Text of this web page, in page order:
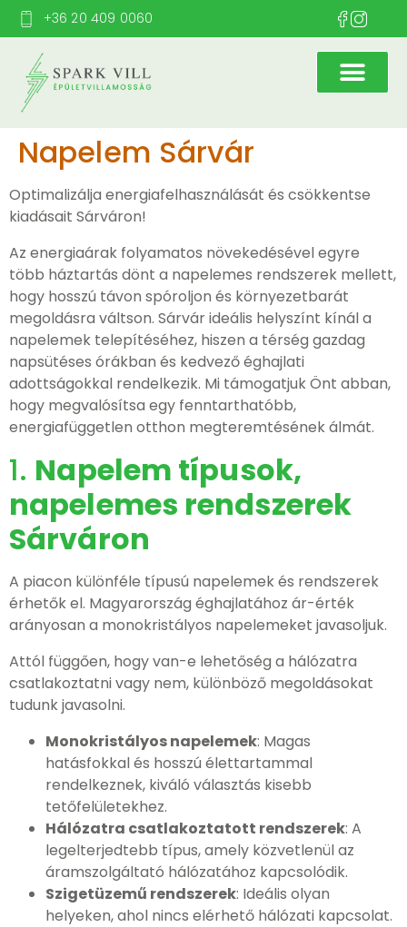
+36 20 409 0060
Napelem Sárvár
Optimalizálja energiafelhasználását és csökkentse
kiadásait Sárváron!
Az energiaárak folyamatos növekedésével egyre
több háztartás dönt a napelemes rendszerek mellett,
hogy hosszú távon spóroljon és környezetbarát
megoldásra váltson. Sárvár ideális helyszínt kínál a
napelemek telepítéséhez, hiszen a térség gazdag
napsütéses órákban és kedvező éghajlati
adottságokkal rendelkezik. Mi támogatjuk Önt abban,
hogy megvalósítsa egy fenntarthatóbb,
energiafüggetlen otthon megteremtésének álmát.
1. Napelem típusok,
napelemes rendszerek
Sárváron
A piacon különféle típusú napelemek és rendszerek
érhetők el. Magyarország éghajlatához ár-érték
arányosan a monokristályos napelemeket javasoljuk.
Attól függően, hogy van-e lehetőség a hálózatra
csatlakoztatni vagy nem, különböző megoldásokat
tudunk javasolni.
Monokristályos napelemek: Magas
hatásfokkal és hosszú élettartammal
rendelkeznek, kiváló választás kisebb
tetőfelületekhez.
Hálózatra csatlakoztatott rendszerek: A
legelterjedtebb típus, amely közvetlenül az
áramszolgáltató hálózatához kapcsolódik.
Szigetüzemű rendszerek: Ideális olyan
helyeken, ahol nincs elérhető hálózati kapcsolat.